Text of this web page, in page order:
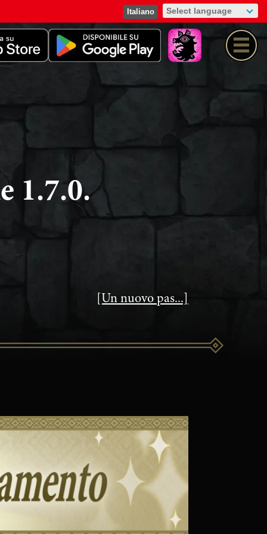
Italiano
1.7.0.
[Un nuovo pas...]